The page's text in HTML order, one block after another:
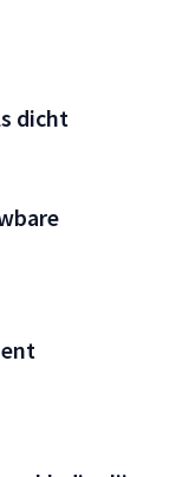
dicht